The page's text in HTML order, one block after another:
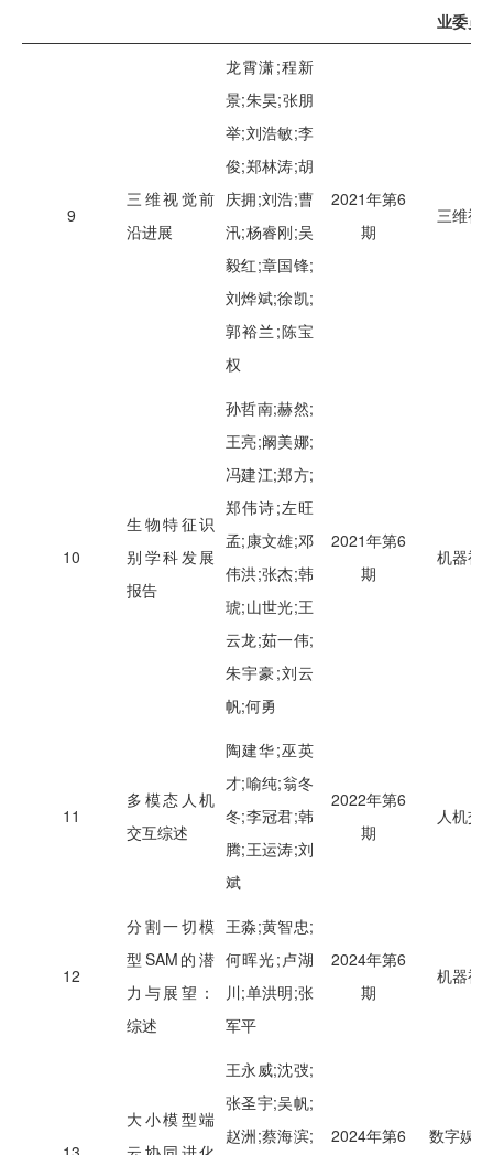
业委员
9
三维视觉前
沿进展
龙霄潇;程新
景;朱昊;张朋
举;刘浩敏;李
俊;郑林涛;胡
庆拥;刘浩;曹
汛;杨睿刚;吴
毅红;章国锋;
刘烨斌;徐凯;
郭裕兰;陈宝
权
2021年第6
期
三维视
10
生物特征识
别学科发展
报告
孙哲南;赫然;
王亮;阚美娜;
冯建江;郑方;
郑伟诗;左旺
孟;康文雄;邓
伟洪;张杰;韩
琥;山世光;王
云龙;茹一伟;
朱宇豪;刘云
帆;何勇
2021年第6
期
机器视
11
多模态人机
交互综述
陶建华;巫英
才;喻纯;翁冬
冬;李冠君;韩
腾;王运涛;刘
斌
2022年第6
期
人机交
12
分割一切模
型SAM的潜
力与展望：
综述
王淼;黄智忠;
何晖光;卢湖
川;单洪明;张
军平
2024年第6
期
机器视
大小模型端
王永威;沈弢;
张圣宇;吴帆;
赵洲;蔡海滨;
2024年第6 数字娱